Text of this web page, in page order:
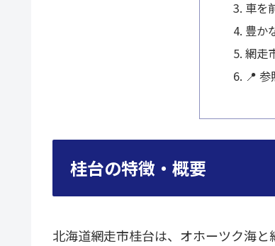
車を
豊か
網走
📍
桂台の特徴・概要
北海道網走市桂台は、オホーツク海